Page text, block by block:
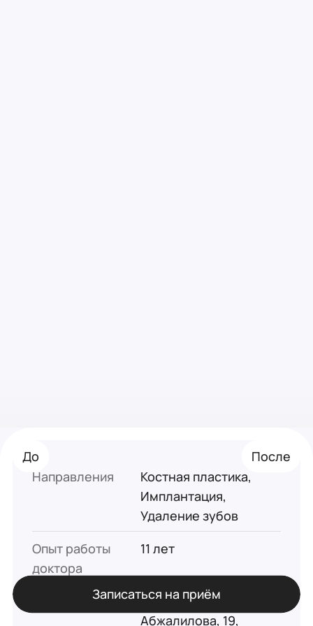
Записаться на приём
Направления
Костная пластика,
Имплантация,
Удаление зубов
Опыт работы
доктора
11 лет
Стоматология ул.
Абжалилова, 19,
До После
До После